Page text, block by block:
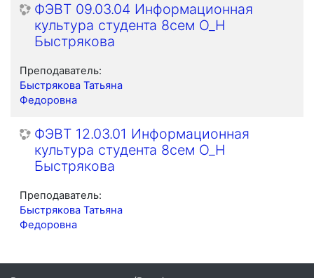
ФЭВТ 09.03.04 Информационная
культура студента 8сем О_Н
Быстрякова
Преподаватель:
Быстрякова Татьяна
Федоровна
ФЭВТ 12.03.01 Информационная
культура студента 8сем О_Н
Быстрякова
Преподаватель:
Быстрякова Татьяна
Федоровна